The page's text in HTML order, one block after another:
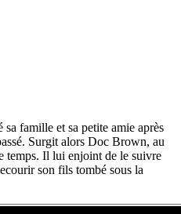
famille et sa petite amie après
Surgit alors Doc Brown, au
temps. Il lui enjoint de le suivre
son fils tombé sous la